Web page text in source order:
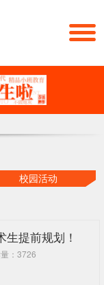
校园活动
提前规划！
：3726